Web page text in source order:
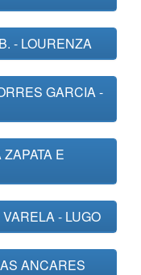
- LOURENZA
GARCIA -
E
- LUGO
ANCARES